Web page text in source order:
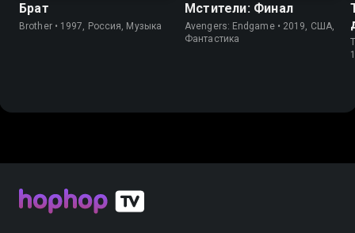
Брат
Brother • 1997, Россия, Музыка
Мстители: Финал
Avengers: Endgame • 2019, США,
Фантастика